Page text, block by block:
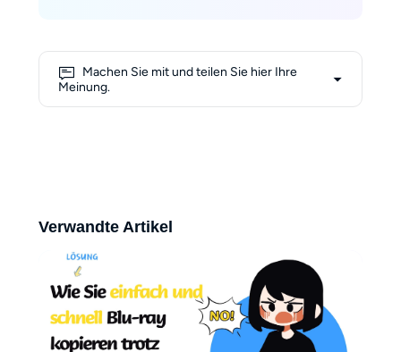
und dutzende Fachartikel sowie
wirklich, und lohnt es sich? „Ich
klare Infos, ehrliche
Einschätzungen und keine
Zeitverschwendung.“
Machen Sie mit und teilen Sie hier Ihre
Meinung.
Verwandte Artikel